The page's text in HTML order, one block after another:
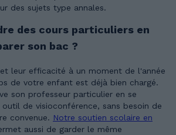
des sujets type annales.
des cours particuliers en
son bac ?
leur efficacité à un moment de l'année
de votre enfant est déjà bien chargé.
son professeur particulier en se
de visioconférence, sans besoin de
convenue. Notre soutien scolaire en
aussi de garder le même